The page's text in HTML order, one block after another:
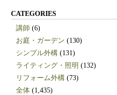
CATEGORIES
講師 (6)
お庭・ガーデン (130)
シンプル外構 (131)
ライティング・照明 (132)
リフォーム外構 (73)
全体 (1,435)